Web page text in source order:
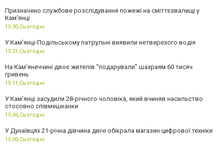
Призначено службове розслідування пожежі на сміттєзвалищі у
Кам’янці
15:30,Сьогодні
У Кам’янці-Подільському патрульні виявили нетверезого водія
15:21,Сьогодні
На Камʼянеччині двоє жителів "подарували" шахраям 60 тисяч
гривень
15:11,Сьогодні
У Камʼянці засудили 28-річного чоловіка, який вчиняв насильство
стосовно співмешканки
15:06,Сьогодні
У Дунаївцях 21-річна дівчина двічі обікрала магазин цифрової техніки
15:00,Сьогодні